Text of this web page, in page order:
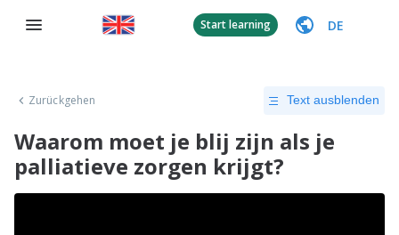
Start learning DE
Zurückgehen Text ausblenden
Waarom moet je blij zijn als je
palliatieve zorgen krijgt?